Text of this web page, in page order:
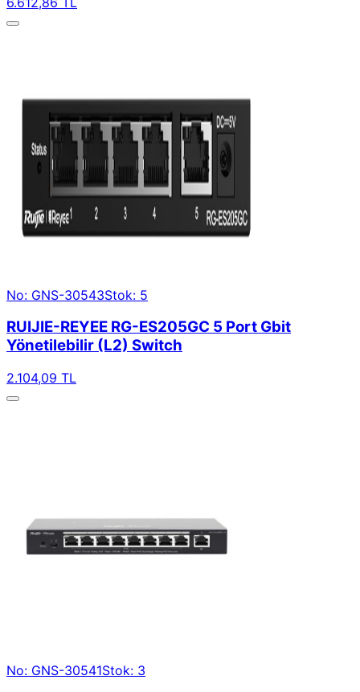
No: GNS-30543Stok: 5
RUIJIE-REYEE RG-ES205GC 5 Port Gbit
Yönetilebilir (L2) Switch
2.104,09 TL
No: GNS-30541Stok: 3